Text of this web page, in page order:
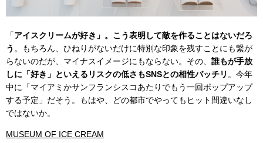
「アイスクリームが好き」。こう表明して敵を作ることはないだろ
う 。もちろん、ひねりがないだけに特別な印象を残すことにも繋が
らないのだが、マイナスイメージにもならない。その、 誰もが手放
しに「好き」といえるリスクの低さもSNSとの相性バッチリ 。今年
中に「マイアミかサンフランシスコあたりでもう一回ポップアップ
する予定」だそう。もはや、どの都市でやってもヒット間違いなし
ではないか。
MUSEUM OF ICE CREAM